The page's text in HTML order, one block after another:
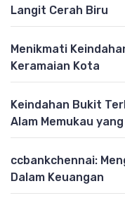
Langit Cerah Biru
Menikmati
Keramaian Kota
Keindahan Bukit
Alam Memukau
ccbankchennai:
Dalam Keuangan